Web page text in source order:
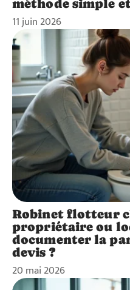
méthode simple
11 juin 2026
Robinet flotteur
propriétaire ou
documenter la
devis ?
20 mai 2026